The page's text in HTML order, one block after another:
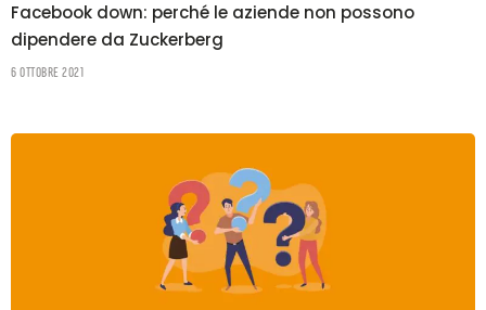
Facebook down: perché le aziende non possono
dipendere da Zuckerberg
6 Ottobre 2021